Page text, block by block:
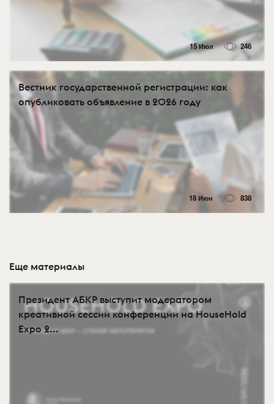
15 Июл 246
Вестник государственной регистрации: как
опубликовать объявление в 2026 году
18 Июн 838
Еще материалы
Президент АБКР выступит модератором
креативной сессии конференции на HouseHold
Expo 2...